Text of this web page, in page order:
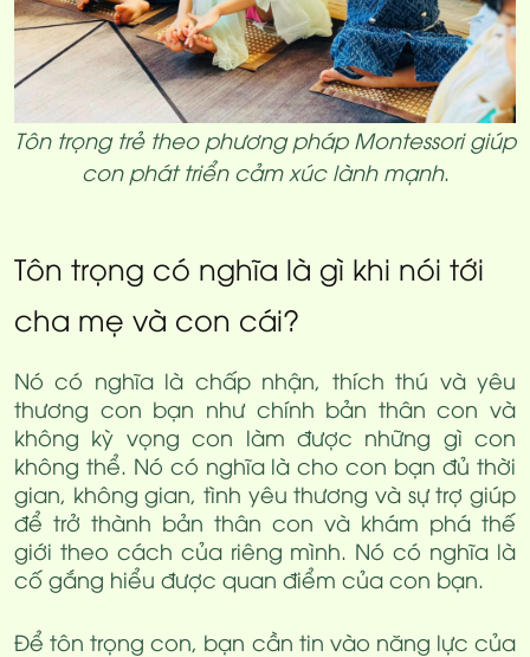
Tôn trọng trẻ theo phương pháp Montessori giúp
con phát triển cảm xúc lành mạnh.
Tôn trọng có nghĩa là gì khi nói tới
cha mẹ và con cái?
Nó có nghĩa là chấp nhận, thích thú và yêu
thương con bạn như chính bản thân con và
không kỳ vọng con làm được những gì con
không thể. Nó có nghĩa là cho con bạn đủ thời
gian, không gian, tình yêu thương và sự trợ giúp
để trở thành bản thân con và khám phá thế
giới theo cách của riêng mình. Nó có nghĩa là
cố gắng hiểu được quan điểm của con bạn.
Để tôn trọng con, bạn cần tin vào năng lực của